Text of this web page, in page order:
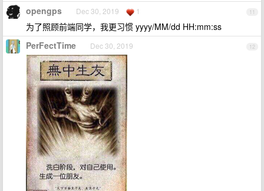
11
opengps Dec 30, 2019 1
为了照顾前端同学，我更习惯 yyyy/MM/dd HH:mm:ss
12
PerFectTime Dec 30, 2019